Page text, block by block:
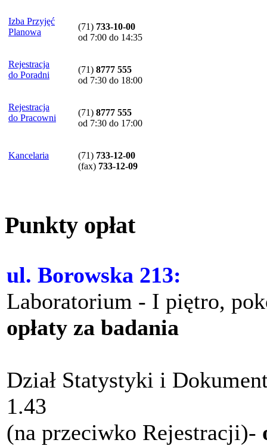
Izba Przyjęć
Planowa
(71) 733-10-00
od 7:00 do 14:35
Rejestracja
do Poradni
(71) 8777 555
od 7:30 do 18:00
Rejestracja
do Pracowni
(71) 8777 555
od 7:30 do 17:00
Kancelaria (71) 733-12-00
(fax) 733-12-09
Punkty opłat
ul. Borowska 213:
Laboratorium - I piętro,
opłaty za badania
Dział Statystyki i
1.43
(na przeciwko Rejestracji)-